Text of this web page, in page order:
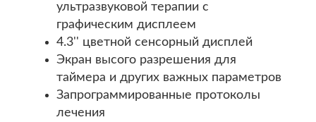
ультразвуковой терапии с
графическим дисплеем
4.3'' цветной сенсорный дисплей
Экран высого разрешения для
таймера и других важных параметров
Запрограммированные протоколы
лечения